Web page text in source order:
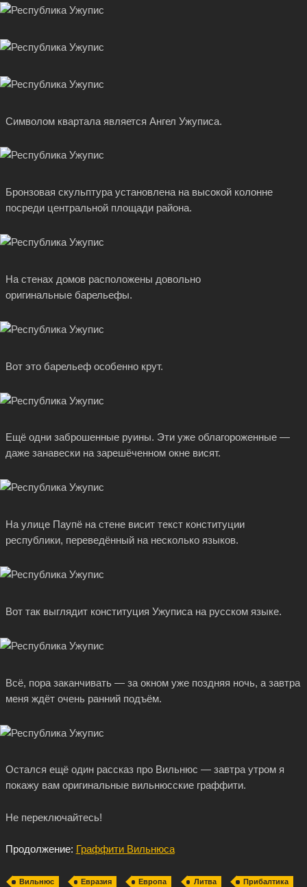
Символом квартала является Ангел Ужуписа.
Бронзовая скульптура установлена на высокой колонне
посреди центральной площади района.
На стенах домов расположены довольно
оригинальные барельефы.
Вот это барельеф особенно крут.
Ещё одни заброшенные руины. Эти уже облагороженные —
даже занавески на зарешёченном окне висят.
На улице Паупё на стене висит текст конституции
республики, переведённый на несколько языков.
Вот так выглядит конституция Ужуписа на русском языке.
Всё, пора заканчивать — за окном уже поздняя ночь, а завтра
меня ждёт очень ранний подъём.
Остался ещё один рассказ про Вильнюс — завтра утром я
покажу вам оригинальные вильнюсские граффити.
Не переключайтесь!
Продолжение: Граффити Вильнюса
Вильнюс Евразия Европа Литва Прибалтика